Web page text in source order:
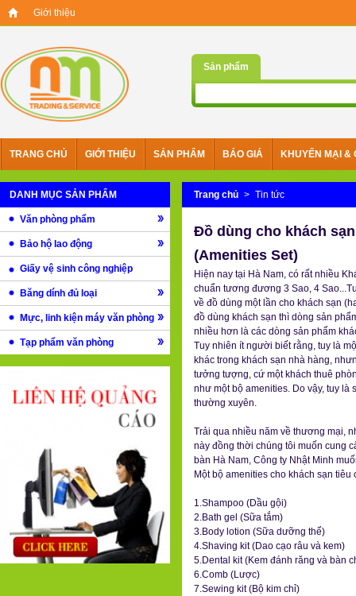
Giới thiệu
Sản phẩm
TRANG CHỦ GIỚI THIỆU SẢN PHẨM BÁO GIÁ KHUYẾN MẠI &
DANH MỤC SẢN PHẨM
Văn phòng phẩm
Bảo hộ lao động
Giấy vệ sinh công nghiệp
Băng dính đủ loại
Mực, linh kiện máy văn phòng
Tạp phẩm văn phòng
Trang chủ > Tin tức
Đồ dùng cho khách
(Amenities Set)
Hiện nay tại Hà Nam, có rất nhiều
chuẩn tương đương 3 Sao, 4
về đồ dùng một lần cho khách sạn
đồ dùng khách sạn thì dòng sản
nhiều hơn là các dòng sản phẩm
Tuy nhiên ít người biết rằng, tuy là
khác trong khách sạn nhà hàng,
tưởng tượng, cứ một khách thuê
như một bộ amenities. Do vậy, tuy
thường xuyên.
Trải qua nhiều năm về thương mại,
này đồng thời chúng tôi muốn cung
bàn Hà Nam, Công ty Nhật Minh
Một bộ amenities cho khách sạn
1.Shampoo (Dầu gội)
2.Bath gel (Sữa tắm)
3.Body lotion (Sữa dưỡng thể)
4.Shaving kit (Dao cạo râu và kem)
5.Dental kit (Kem đánh răng và bàn
6.Comb (Lược)
7.Sewing kit (Bộ kim chỉ)